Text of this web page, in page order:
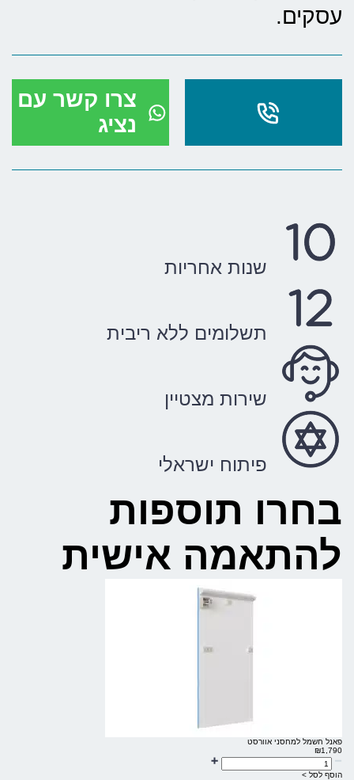
עסקים.
צרו קשר עם
נציג
שנות אחריות
תשלומים ללא ריבית
שירות מצטיין
פיתוח ישראלי
בחרו תוספות
להתאמה אישית
פאנל חשמל למחסני אוורסט
₪1,790
הוסף לסל >